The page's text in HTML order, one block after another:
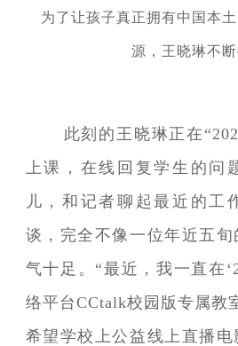
为了让孩子真正拥有中国本
源，王晓琳不
此刻的王晓琳正在
上课，在线回复学生的问
儿，和记者聊起最近的工
谈，完全不像一位年近五
气十足。“最近，我一直在
络平台CCtalk校园版专属教
希望学校上公益线上直播